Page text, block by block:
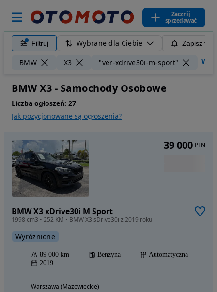
Zacznij
sprzedawać
Filtruj Wybrane dla Ciebie Zapisz
BMW X3 "ver-xdrive30i-m-sport"
BMW X3 - Samochody Osobowe
Liczba ogłoszeń: 27
Jak pozycjonowane są ogłoszenia?
BMW X3 xDrive30i M Sport
1998 cm3 • 252 KM • BMW X3 sDrive30i z 2019 roku
Wyróżnione
89 000 km Benzyna
Automatyczna
2019
Warszawa (Mazowieckie)
39 000 PLN